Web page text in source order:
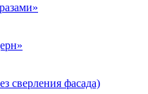
сверления фасада)